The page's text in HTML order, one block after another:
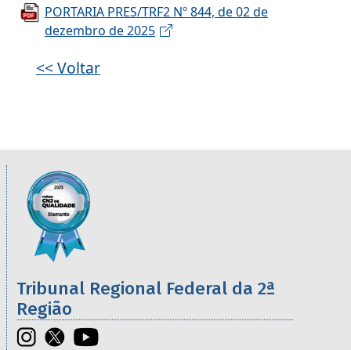
PORTARIA PRES/TRF2 Nº 844, de 02 de
dezembro de 2025
<< Voltar
Informações úteis sobre os órgãos da 2ª
Imagem
Tribunal Regional Federal da 2ª
Região